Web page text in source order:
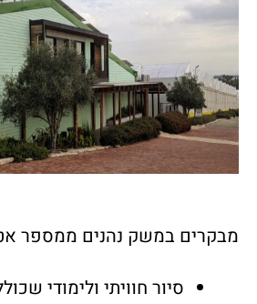
מבקרים במשק נהנים ממספר
סיור חוויתי ולימודי